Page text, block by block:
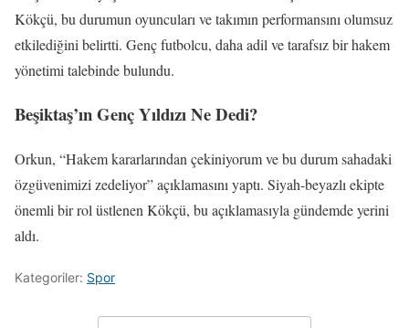
Kökçü, bu durumun oyuncuları ve takımın performansını olumsuz
etkilediğini belirtti. Genç futbolcu, daha adil ve tarafsız bir hakem
yönetimi talebinde bulundu.
Beşiktaş’ın Genç Yıldızı Ne Dedi?
Orkun, “Hakem kararlarından çekiniyorum ve bu durum sahadaki
özgüvenimizi zedeliyor” açıklamasını yaptı. Siyah-beyazlı ekipte
önemli bir rol üstlenen Kökçü, bu açıklamasıyla gündemde yerini
aldı.
Kategoriler: Spor